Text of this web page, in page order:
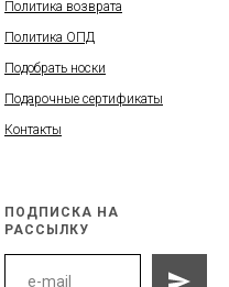
Политика возврата
Политика ОПД
Подобрать носки
Подарочные сертификаты
Контакты
ПОДПИСКА НА
РАССЫЛКУ